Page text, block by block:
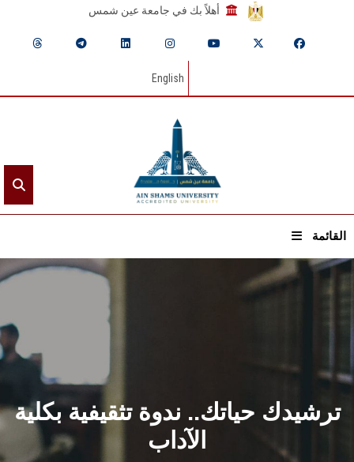
أهلاً بك في جامعة عين شمس
English
القائمة
الرئيسيـة
عن الجامعة
القطاعـات
الشئون الأكاديمية
البحث العلمي
ترشيدك حياتك.. ندوة تثقيفية بكلية
الآداب